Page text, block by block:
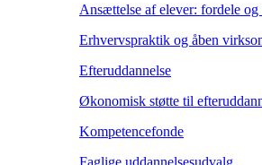
Ansættelse af elever: fordele og
Erhvervspraktik og åben
Efteruddannelse
Økonomisk støtte til
Kompetencefonde
Faglige uddannelsesudvalg